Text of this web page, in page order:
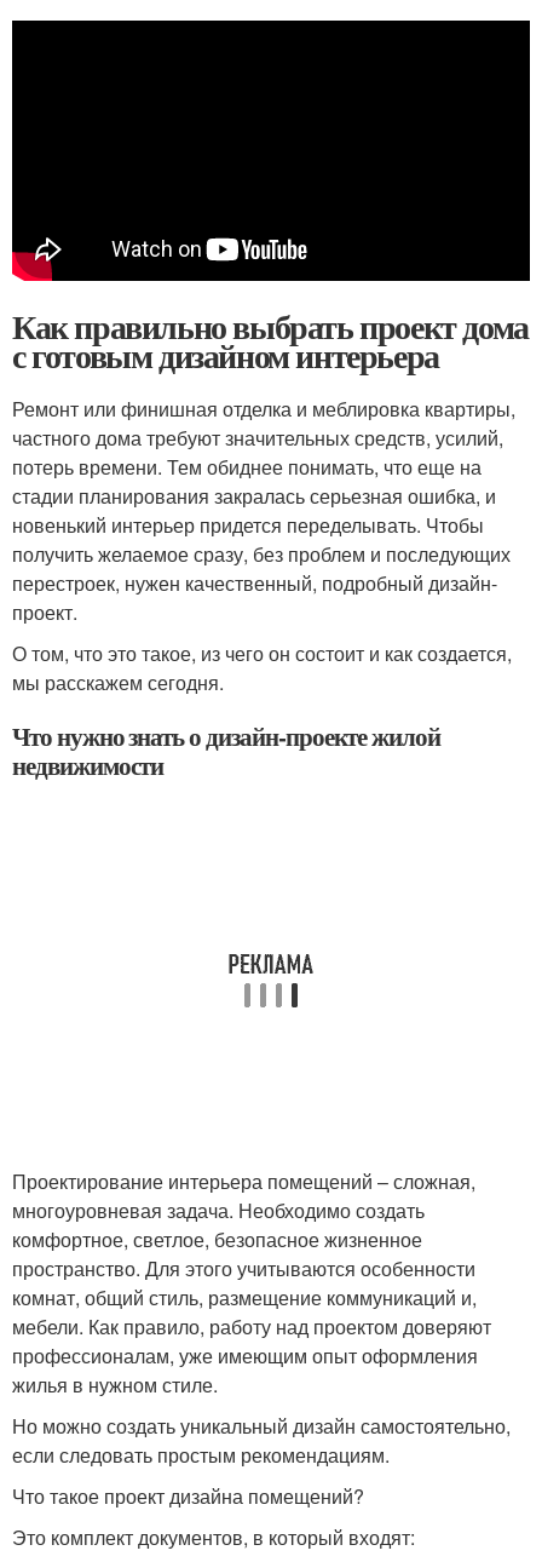
Как правильно выбрать проект дома
с готовым дизайном интерьера
Ремонт или финишная отделка и меблировка квартиры,
частного дома требуют значительных средств, усилий,
потерь времени. Тем обиднее понимать, что еще на
стадии планирования закралась серьезная ошибка, и
новенький интерьер придется переделывать. Чтобы
получить желаемое сразу, без проблем и последующих
перестроек, нужен качественный, подробный дизайн-
проект.
О том, что это такое, из чего он состоит и как создается,
мы расскажем сегодня.
Что нужно знать о дизайн-проекте жилой
недвижимости
Проектирование интерьера помещений – сложная,
многоуровневая задача. Необходимо создать
комфортное, светлое, безопасное жизненное
пространство. Для этого учитываются особенности
комнат, общий стиль, размещение коммуникаций и,
мебели. Как правило, работу над проектом доверяют
профессионалам, уже имеющим опыт оформления
жилья в нужном стиле.
Но можно создать уникальный дизайн самостоятельно,
если следовать простым рекомендациям.
Что такое проект дизайна помещений?
Это комплект документов, в который входят: